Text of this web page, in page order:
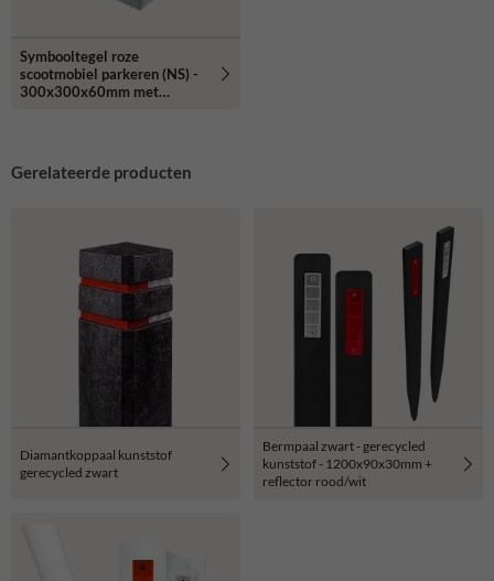
Symbooltegel roze
scootmobiel parkeren (NS) -
300x300x60mm met
Gerelateerde producten
Diamantkoppaal kunststof
gerecycled zwart
Bermpaal zwart - gerecycled
kunststof - 1200x90x30mm +
reflector rood/wit